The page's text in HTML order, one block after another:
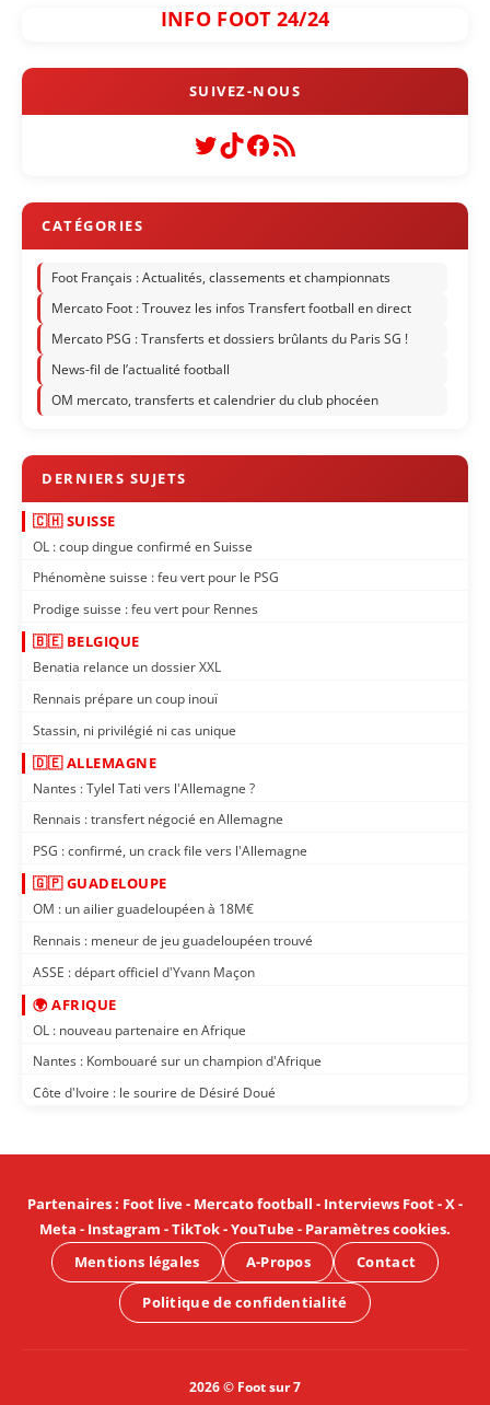
INFO FOOT 24/24
Twitter
TikTok
Facebook
Flux RSS
Foot Français : Actualités, classements et championnats
Mercato Foot : Trouvez les infos Transfert football en direct
Mercato PSG : Transferts et dossiers brûlants du Paris SG !
News-fil de l’actualité football
OM mercato, transferts et calendrier du club phocéen
🇨🇭 SUISSE
OL : coup dingue confirmé en Suisse
Phénomène suisse : feu vert pour le PSG
Prodige suisse : feu vert pour Rennes
🇧🇪 BELGIQUE
Benatia relance un dossier XXL
Rennais prépare un coup inouï
Stassin, ni privilégié ni cas unique
🇩🇪 ALLEMAGNE
Nantes : Tylel Tati vers l'Allemagne ?
Rennais : transfert négocié en Allemagne
PSG : confirmé, un crack file vers l'Allemagne
🇬🇵 GUADELOUPE
OM : un ailier guadeloupéen à 18M€
Rennais : meneur de jeu guadeloupéen trouvé
ASSE : départ officiel d'Yvann Maçon
🌍 AFRIQUE
OL : nouveau partenaire en Afrique
Nantes : Kombouaré sur un champion d'Afrique
Côte d'Ivoire : le sourire de Désiré Doué
Partenaires: Foot live- Mercato football - Interviews Foot-X-
Meta - Instagram -TikTok-YouTube- Paramètres cookies.
Mentions légales
A-Propos Contact
Politique de confidentialité
2026 © Foot sur 7